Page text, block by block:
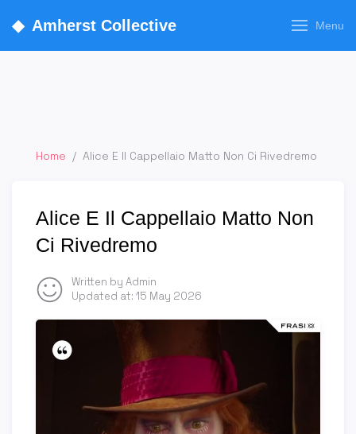
◆ Amherst Collective Menu
Home / Alice E Il Cappellaio Matto Non Ci Rivedremo
Alice E Il Cappellaio Matto Non
Ci Rivedremo
Written by Admin
Updated at: 15 May 2026